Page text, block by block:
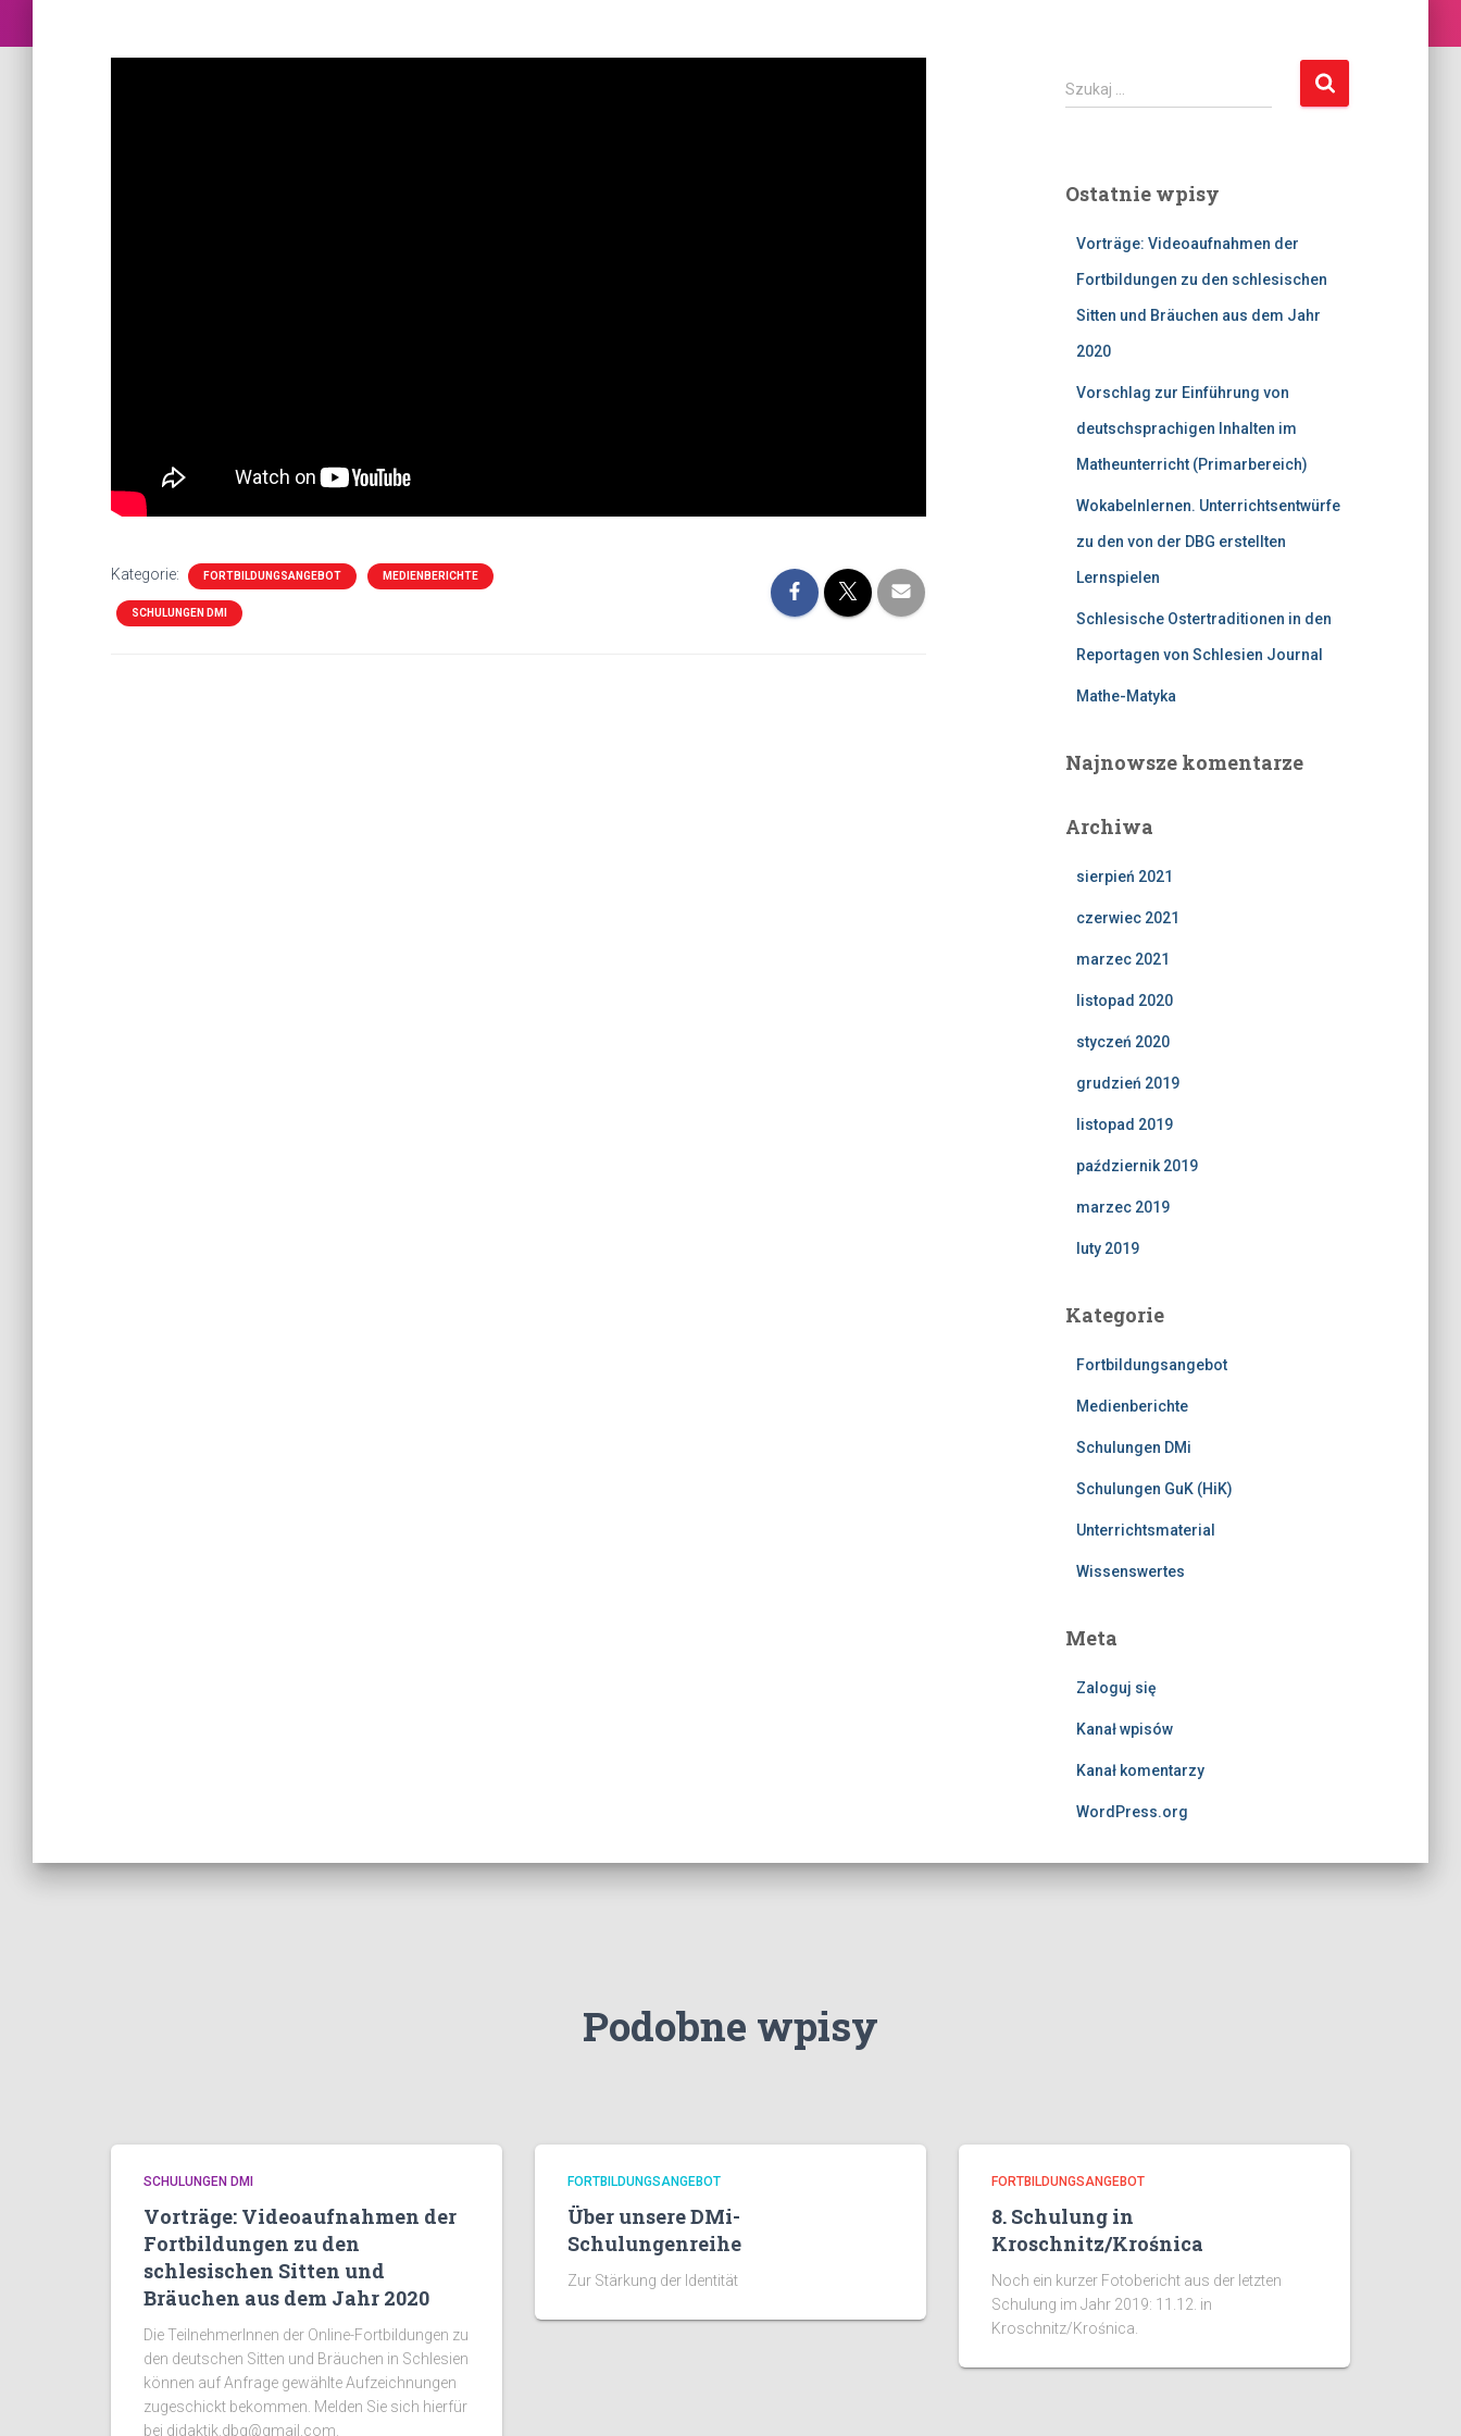
Kategorie: FORTBILDUNGSANGEBOT MEDIENBERICHTE
SCHULUNGEN DMI
S
z
j
Szukaj …
Ostatnie wpisy
Vorträge: Videoaufnahmen der
Fortbildungen zu den schlesischen
Sitten und Bräuchen aus dem Jahr
2020
Vorschlag zur Einführung von
deutschsprachigen Inhalten im
Matheunterricht (Primarbereich)
Wokabelnlernen. Unterrichtsentwürfe
zu den von der DBG erstellten
Lernspielen
Schlesische Ostertraditionen in den
Reportagen von Schlesien Journal
Mathe-Matyka
Najnowsze komentarze
Archiwa
sierpień 2021
czerwiec 2021
marzec 2021
listopad 2020
styczeń 2020
grudzień 2019
listopad 2019
październik 2019
marzec 2019
luty 2019
Kategorie
Fortbildungsangebot
Medienberichte
Schulungen DMi
Schulungen GuK (HiK)
Unterrichtsmaterial
Wissenswertes
Meta
Zaloguj się
Kanał wpisów
Kanał komentarzy
WordPress.org
Podobne wpisy
SCHULUNGEN DMI
Vorträge: Videoaufnahmen der
Fortbildungen zu den
schlesischen Sitten und
Bräuchen aus dem Jahr 2020
Die TeilnehmerInnen der Online-Fortbildungen zu
den deutschen Sitten und Bräuchen in Schlesien
können auf Anfrage gewählte Aufzeichnungen
zugeschickt bekommen. Melden Sie sich hierfür
bei didaktik.dbg@gmail.com.
FORTBILDUNGSANGEBOT
Über unsere DMi-
Schulungenreihe
Zur Stärkung der Identität
FORTBILDUNGSANGEBOT
8. Schulung in
Kroschnitz/Krośnica
Noch ein kurzer Fotobericht aus der letzten
Schulung im Jahr 2019: 11.12. in
Kroschnitz/Krośnica.